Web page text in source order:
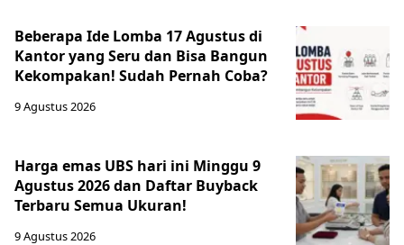
Beberapa Ide Lomba 17 Agustus di
Kantor yang Seru dan Bisa Bangun
Kekompakan! Sudah Pernah Coba?
9 Agustus 2026
Harga emas UBS hari ini Minggu 9
Agustus 2026 dan Daftar Buyback
Terbaru Semua Ukuran!
9 Agustus 2026